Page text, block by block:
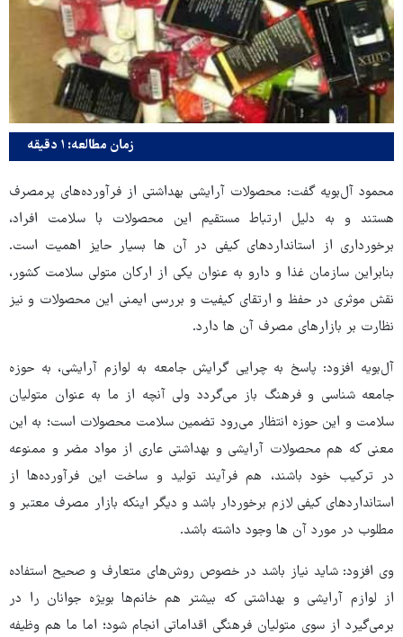
زمان مطالعه: ۱ دقیقه
محمود آل‌بویه گفت: محصولات آرایشی بهداشتی از فرآورده‌های پرمصرف
هستند و به دلیل ارتباط مستقیم این محصولات با سلامت افراد،
برخورداری از استانداردهای کیفی در آن ها بسیار حایز اهمیت است.
بنابراین سازمان غذا و دارو به‌ عنوان یکی از ارکان متولی سلامت کشور،
نقش موثری در حفظ و ارتقای کیفیت و بررسی ایمنی این محصولات و نیز
نظارت بر بازارهای مصرف آن ها دارد.
آل‌بویه افزود: پاسخ به چرایی گرایش جامعه به لوازم آرایشی، به حوزه
جامعه شناسی و فرهنگ باز می‌گردد ولی آنچه از ما به عنوان متولیان
سلامت و این حوزه انتظار می‌رود تضمین سلامت محصولات است؛ به این
معنی که هم محصولات آرایشی و بهداشتی عاری از مواد مضر و ممنوعه
در ترکیب خود باشند، هم فرآیند تولید و ساخت این فرآورده‌ها از
استانداردهای کیفی لازم برخوردار باشد و دیگر اینکه بازار مصرف معتبر و
مطلوب در مورد آن ها وجود داشته باشد.
وی افزود: شاید نیاز باشد در خصوص روش‌های متعارف و صحیح استفاده
از لوازم آرایشی و بهداشتی که بیشتر هم خانم‌ها بویژه جوانان را در
برمی‌گیرد از سوی متولیان فرهنگی اقداماتی انجام شود؛ اما ما هم وظیفه